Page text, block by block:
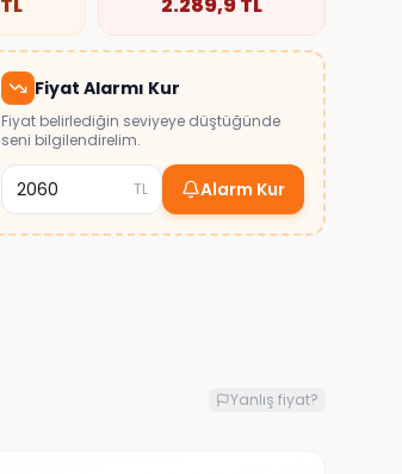
Fiyat Alarmı Kur
Fiyat belirlediğin seviyeye düştüğünde
seni bilgilendirelim.
TL Alarm Kur
Yanlış fiyat?